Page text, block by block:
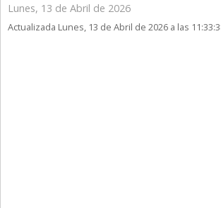
Lunes, 13 de Abril de 2026
Actualizada Lunes, 13 de Abril de 2026 a las